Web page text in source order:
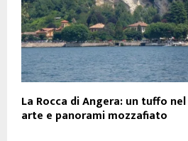
La Rocca di Angera: un tuffo
arte e panorami mozzafiato